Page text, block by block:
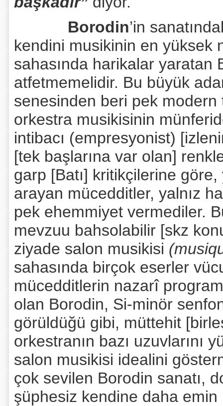
Borodin’in
kendini musikinin en yüksek
sahasında harikalar yaratan
atfetmemelidir. Bu büyük
senesinden beri pek modern
orkestra musikisinin
intibacı (empresyonist)
[tek başlarına var olan]
garp [Batı] kritikçilerine
arayan mücedditler, yalnız
pek ehemmiyet vermediler.
mevzuu bahsolabilir [skz
ziyade salon musikisi
sahasında birçok eserler
mücedditlerin nazarî
olan Borodin, Si-minör
görüldüğü gibi, müttehit
orkestranın bazı uzuvlarını
salon musikisi idealini
çok sevilen Borodin sanatı,
şüphesiz kendine daha emin